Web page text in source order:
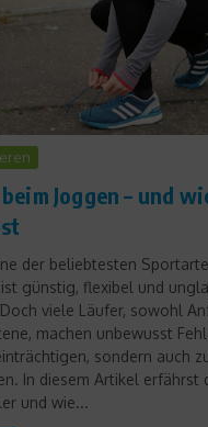
Joggen – und
der beliebtesten
ist günstig, flexibel und
viele Läufer, sowohl
machen unbewusst
sondern auch
In diesem Artikel erfährst
und wie...